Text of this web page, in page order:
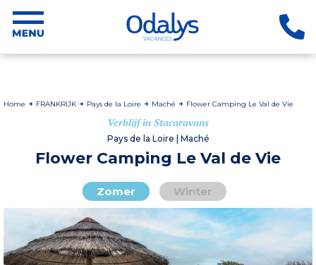
Home FRANKRIJK Pays de la Loire Maché Flower Camping Le Val de Vie
Verblijf in Stacaravans
Pays de la Loire | Maché
Flower Camping Le Val de Vie
Zomer Winter